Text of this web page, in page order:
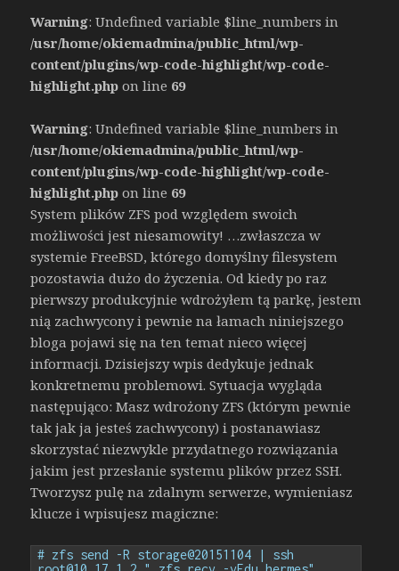
Warning: Undefined variable $line_numbers in
/usr/home/okiemadmina/public_html/wp-
content/plugins/wp-code-highlight/wp-code-
highlight.php on line 69
Warning: Undefined variable $line_numbers in
/usr/home/okiemadmina/public_html/wp-
content/plugins/wp-code-highlight/wp-code-
highlight.php on line 69
System plików ZFS pod względem swoich
możliwości jest niesamowity! …zwłaszcza w
systemie FreeBSD, którego domyślny filesystem
pozostawia dużo do życzenia. Od kiedy po raz
pierwszy produkcyjnie wdrożyłem tą parkę, jestem
nią zachwycony i pewnie na łamach niniejszego
bloga pojawi się na ten temat nieco więcej
informacji. Dzisiejszy wpis dedykuje jednak
konkretnemu problemowi. Sytuacja wygląda
następująco: Masz wdrożony ZFS (którym pewnie
tak jak ja jesteś zachwycony) i postanawiasz
skorzystać niezwykle przydatnego rozwiązania
jakim jest przesłanie systemu plików przez SSH.
Tworzysz pulę na zdalnym serwerze, wymieniasz
klucze i wpisujesz magiczne:
# zfs send -R storage@20151104 | ssh